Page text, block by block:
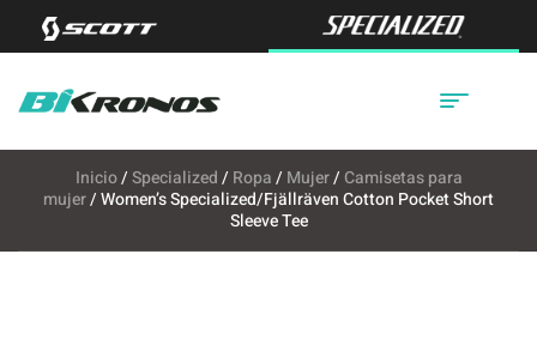
Inicio/Specialized/ Ropa/ Mujer/ Camisetas para
mujer/ Women’s Specialized/Fjällräven Cotton Pocket Short
Sleeve Tee